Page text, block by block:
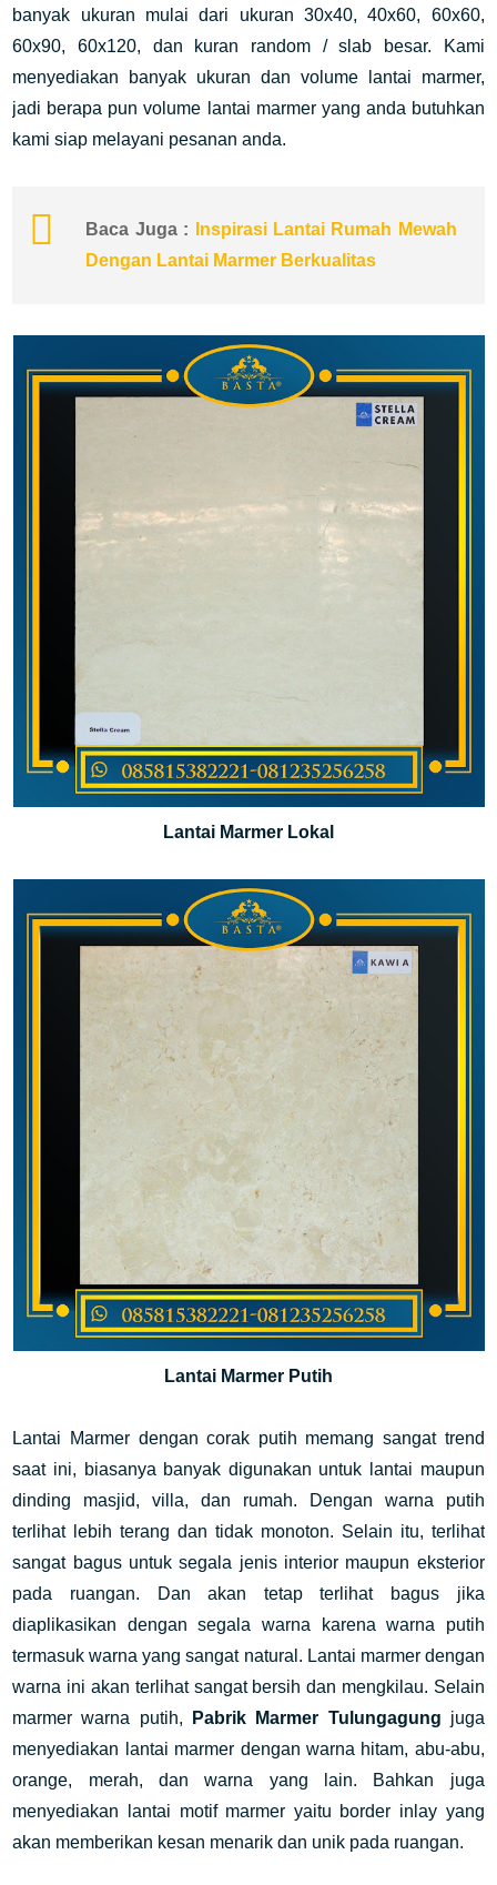
banyak ukuran mulai dari ukuran 30x40, 40x60, 60x60,
60x90, 60x120, dan kuran random / slab besar. Kami
menyediakan banyak ukuran dan volume lantai marmer,
jadi berapa pun volume lantai marmer yang anda butuhkan
kami siap melayani pesanan anda.
Baca Juga :
Inspirasi Lantai Rumah Mewah
Dengan Lantai Marmer Berkualitas
Lantai Marmer Lokal
Lantai Marmer Putih
Lantai Marmer dengan corak putih memang sangat trend
saat ini, biasanya banyak digunakan untuk lantai maupun
dinding masjid, villa, dan rumah. Dengan warna putih
terlihat lebih terang dan tidak monoton. Selain itu, terlihat
sangat bagus untuk segala jenis interior maupun eksterior
pada ruangan. Dan akan tetap terlihat bagus jika
diaplikasikan dengan segala warna karena warna putih
termasuk warna yang sangat natural. Lantai marmer dengan
warna ini akan terlihat sangat bersih dan mengkilau. Selain
marmer warna putih,
Pabrik Marmer Tulungagung juga
menyediakan lantai marmer dengan warna hitam, abu-abu,
orange, merah, dan warna yang lain. Bahkan juga
menyediakan lantai motif marmer yaitu border inlay yang
akan memberikan kesan menarik dan unik pada ruangan.